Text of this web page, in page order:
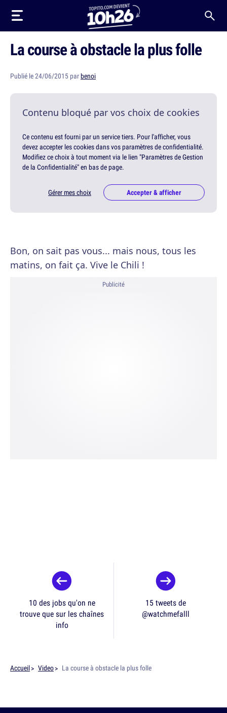
La course à obstacle la plus folle
Publié le 24/06/2015 parbenoi
Contenu bloqué par vos choix de cookies
Ce contenu est fourni par un service tiers. Pour l'afficher, vous
devez accepter les cookies dans vos paramètres de confidentialité.
Modifiez ce choix à tout moment via le lien "Paramètres de Gestion
de la Confidentialité" en bas de page.
Gérer mes choix Accepter & afficher
Bon, on sait pas vous... mais nous, tous les
matins, on fait ça. Vive le Chili !
Publicité
10 des jobs qu'on ne
trouve que sur les chaînes
info
15 tweets de
@watchmefalll
Accueil Video La course à obstacle la plus folle